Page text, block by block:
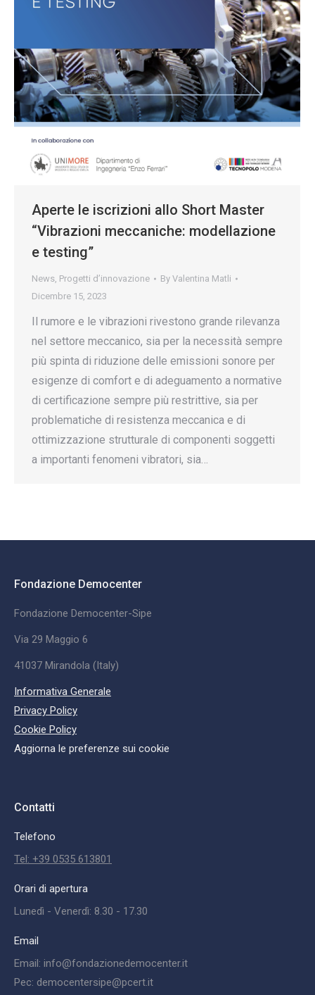
Aperte le iscrizioni allo Short Master
“Vibrazioni meccaniche: modellazione
e testing”
News, Progetti d’innovazione By Valentina Matli
Dicembre 15, 2023
Il rumore e le vibrazioni rivestono grande rilevanza
nel settore meccanico, sia per la necessità sempre
più spinta di riduzione delle emissioni sonore per
esigenze di comfort e di adeguamento a normative
di certificazione sempre più restrittive, sia per
problematiche di resistenza meccanica e di
ottimizzazione strutturale di componenti soggetti
a importanti fenomeni vibratori, sia…
Fondazione Democenter
Fondazione Democenter-Sipe
Via 29 Maggio 6
41037 Mirandola (Italy)
Informativa Generale
Privacy Policy
Cookie Policy
Aggiorna le preferenze sui cookie
Contatti
Telefono
Tel: +39 0535 613801
Orari di apertura
Lunedì - Venerdì: 8.30 - 17.30
Email
Email: info@fondazionedemocenter.it
Pec: democentersipe@pcert.it